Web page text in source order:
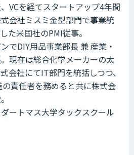
VCを経てスタートアップ4年間
会社ミスミ金型部門で事業統
た米国社のPMI従事。
でDIY用品事業部長 兼 産業・
現在は総合化学メーカーの太
会社にてIT部門を統括しつつ、
責任者を務めると共に株式会
ートマス大学タックスクール